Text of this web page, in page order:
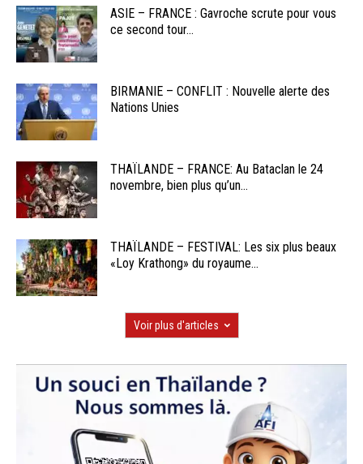
ASIE – FRANCE : Gavroche scrute pour vous
ce second tour...
BIRMANIE – CONFLIT : Nouvelle alerte des
Nations Unies
THAÏLANDE – FRANCE: Au Bataclan le 24
novembre, bien plus qu’un...
THAÏLANDE – FESTIVAL: Les six plus beaux
«Loy Krathong» du royaume...
Voir plus d'articles